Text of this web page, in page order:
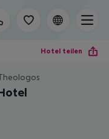
Hotel teilen